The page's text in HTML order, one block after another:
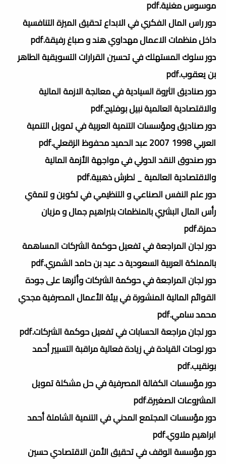
موسوس مغنية.pdf
دور راس المال الفكري في الابداع تحقيق الميزة التنافسية
داخل منظمات الاعمال مهداوي هند و صباغ رفيقة.pdf
دور سلوك المستهلك في تحسين القرارات التسويقية الطاهر
بن يعقوب.pdf
دور صناديق الثروة السيادية في معالجة الازمة المالية
والاقتصادية العالمية نبيل بوفليح.pdf
دور صناديق ومؤسسات التنمية العربية في تمويل التنمية
العربي 1998 2007 عبد الحميد محفوظ الزقعلي.pdf
دور صندوق النقد الدولي في مواجهة الأزمة المالية
والاقتصادية العالمية _ لطرش ذهبية.pdf
دور علم النفس الصناعي و التنظيمي في تكوين و تنمةي
رأس المال البشري بالمنظمات بلبراهيم جمال و مزيان
حمزة.pdf
دور لجان المراجعة في تفعيل حوكمة الشركات المساهمة
بالمملكة العربية السعودية د. عيد بن حامد الشمري.pdf
دور لجان المراجعة في حوكمة الشركات وأثرها على جودة
القوائم المالية المنشورة في بيئة الأعمال المصرفية مجدي
محمد سامي.pdf
دور لجان مراجعة الحسابات في تفعيل حوكمة الشركات.pdf
دور لوحات القيادة في زيادة فعالية مراقبة التسيير أحمد
بونقيب.pdf
دور مؤسسات الكفالة المصرفية في حل مشكلة تمويل
المشروعات الصغيرة.pdf
دور مؤسسات المجتمع المدني في التنمية الشاملة أحمد
ابراهيم ملاوي.pdf
دور مؤسسة الوقف في تحقيق الأمن الاقتصادي حسين